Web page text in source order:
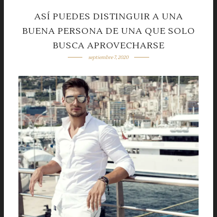
ASÍ PUEDES DISTINGUIR A UNA
BUENA PERSONA DE UNA QUE SOLO
BUSCA APROVECHARSE
septiembre 7, 2020